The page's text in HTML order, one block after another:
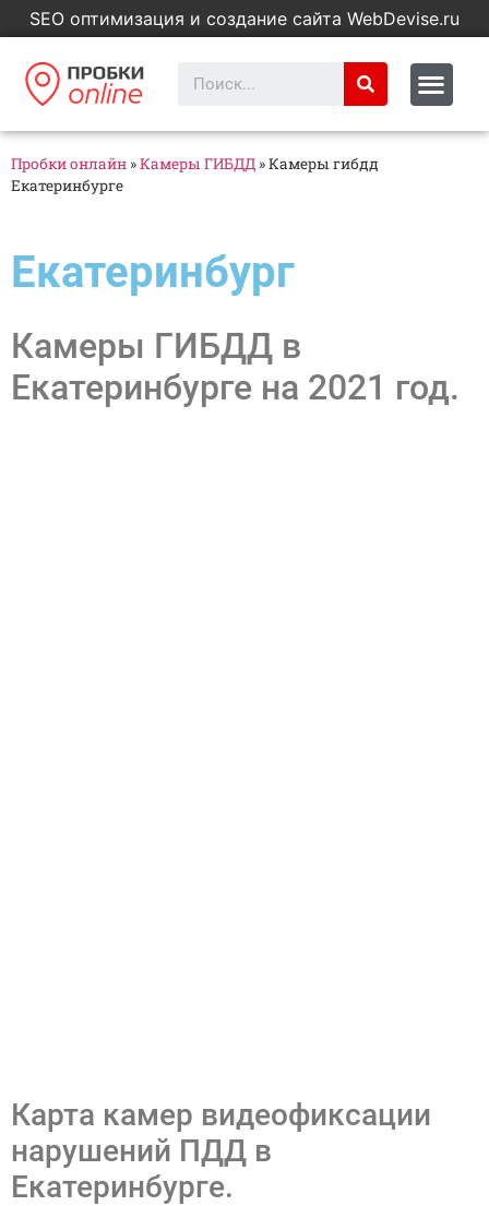
SEO оптимизация и создание сайта WebDevise.ru
Пробки онлайн »Камеры ГИБДД »Камеры гибдд
Екатеринбурге
Екатеринбург
Камеры ГИБДД в
Екатеринбурге на 2021 год.
Карта камер видеофиксации
нарушений ПДД в
Екатеринбурге.